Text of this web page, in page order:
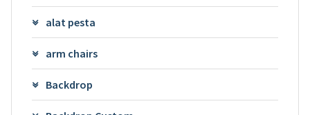
alat pesta
arm chairs
Backdrop